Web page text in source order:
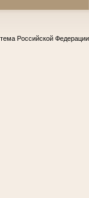
Российской